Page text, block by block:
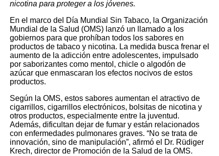
nicotina para proteger a los jóvenes.
En el marco del Día Mundial Sin Tabaco, la Organización
Mundial de la Salud (OMS) lanzó un llamado a los
gobiernos para que prohíban todos los sabores en
productos de tabaco y nicotina. La medida busca frenar el
aumento de la adicción entre adolescentes, impulsado
por saborizantes como mentol, chicle o algodón de
azúcar que enmascaran los efectos nocivos de estos
productos.
Según la OMS, estos sabores aumentan el atractivo de
cigarrillos, cigarrillos electrónicos, bolsitas de nicotina y
otros productos, especialmente entre la juventud.
Además, dificultan dejar de fumar y están relacionados
con enfermedades pulmonares graves. “No se trata de
innovación, sino de manipulación”, afirmó el Dr. Rüdiger
Krech, director de Promoción de la Salud de la OMS.